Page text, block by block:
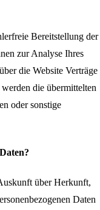
Bereitstellung der
zur Analyse Ihres
die Website Verträge
die übermittelten
oder sonstige
über Herkunft,
Daten